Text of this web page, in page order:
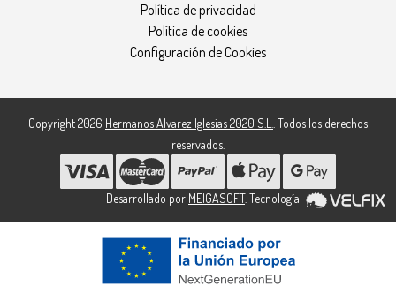
Política de privacidad
Política de cookies
Configuración de Cookies
Copyright 2026 Hermanos Alvarez Iglesias 2020 S.L.. Todos los derechos
reservados.
Desarrollado por MEIGASOFT. Tecnología